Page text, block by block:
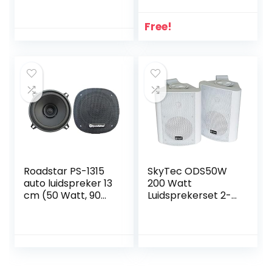
basregeling voor
computers en
laptops (zwart)
Free!
Roadstar PS-1315
auto luidspreker 13
cm (50 Watt, 90
SkyTec ODS50W
200 Watt
Luidsprekerset 2-